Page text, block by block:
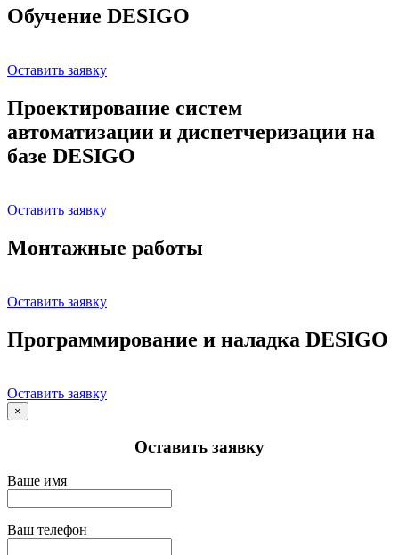
Обучение DESIGO
Оставить заявку
Проектирование систем
автоматизации и диспетчеризации на
базе DESIGO
Оставить заявку
Монтажные работы
Оставить заявку
Программирование и наладка DESIGO
Оставить заявку
×
Оставить заявку
Ваше имя
Ваш телефон